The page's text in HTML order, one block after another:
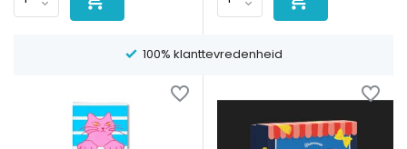
1-3 dagen levertijd